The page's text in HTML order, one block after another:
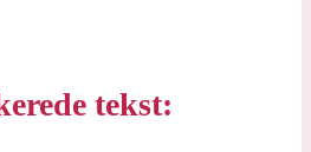
tekst: